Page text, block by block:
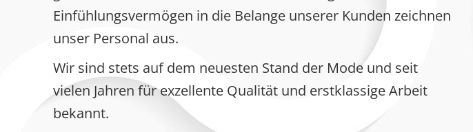
Einfühlungsvermögen in die Belange unserer Kunden zeichnen
unser Personal aus.
Wir sind stets auf dem neuesten Stand der Mode und seit
vielen Jahren für exzellente Qualität und erstklassige Arbeit
bekannt.